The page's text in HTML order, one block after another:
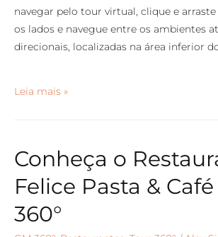
navegar pelo tour virtual, clique e arraste
os lados e navegue entre os ambientes
direcionais, localizadas na área inferior
Leia mais »
Conheça o
Felice Pasta &
360°